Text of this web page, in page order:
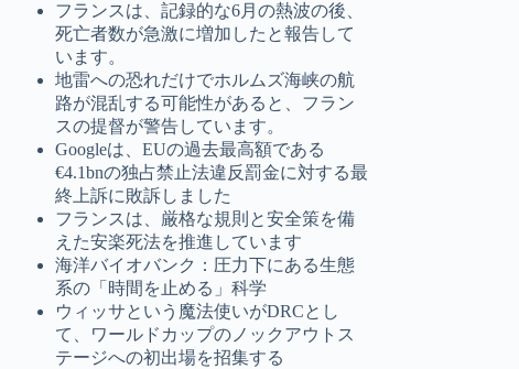
フランスは、記録的な6月の熱波の後、
死亡者数が急激に増加したと報告して
います。
地雷への恐れだけでホルムズ海峡の航
路が混乱する可能性があると、フラン
スの提督が警告しています。
Googleは、EUの過去最高額である
€4.1bnの独占禁止法違反罰金に対する最
終上訴に敗訴しました
フランスは、厳格な規則と安全策を備
えた安楽死法を推進しています
海洋バイオバンク：圧力下にある生態
系の「時間を止める」科学
ウィッサという魔法使いがDRCとし
て、ワールドカップのノックアウトス
テージへの初出場を招集する